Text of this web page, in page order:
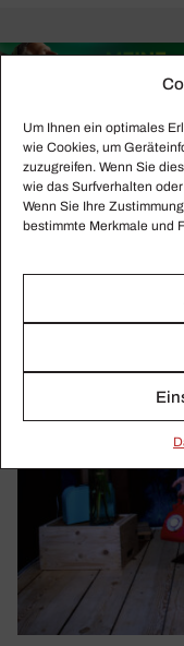
Um Ihnen ein optimales
wie Cookies, um
zuzugreifen. Wenn Sie
wie das Surfverhalten
Wenn Sie Ihre
bestimmte Merkmale und